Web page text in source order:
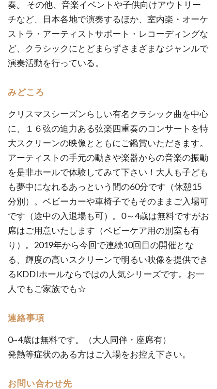
奏。 その他、音楽イベントや子供向けアウトリー
チなど、日本各地で演奏するほか、室内楽・オーケ
ストラ・アーティストサポート・レコーディングな
ど、クラシックにとどまらずさまざまなジャンルで
演奏活動を行っている。
みどころ
クリスマスシーズンらしい有名クラシック曲を中心
に、１６弦の迫力ある弦楽四重奏のコンサートを特
大スクリーンの映像とともにご鑑賞いただきます。
アーティストの手元の動きや楽器からの音楽の振動
を是非ホールで体験してみて下さい！大人も子ども
も夢中になれるあっという間の60分です（休憩15
分別）。ベビーカーや車椅子でもそのままご入場可
です（途中の入退場も可）。0～4歳は無料ですがお
席はご用意いたします（ベビーケア用の別室も有
り）。2019年から今回で連続10回目の開催とな
る、輝度の高いスクリーンで明るい映像を提供でき
るKDDIホールならではの人気シリーズです。お一
人でもご家族でも☆
連絡事項
0~4歳は無料です。（大人同伴・座席有）
発熱等症状のある方はご入場をお控え下さい。
お問い合わせ先